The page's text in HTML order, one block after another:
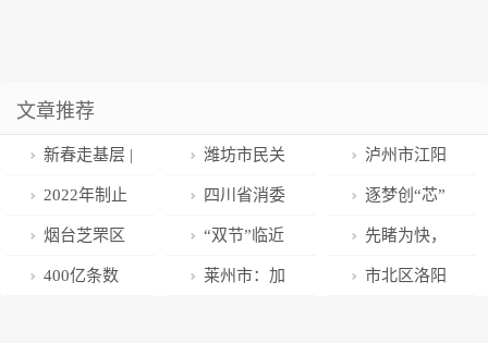
文章推荐
新春走基层 |
河北迁西：花
卉迎新春
潍坊市民关
心的城市管理
问题，答复来
了！
泸州市江阳
区安排部署“春
雷行动2023”
专项执法行动
2022年制止
滥用行政权力
排除、限制竞
四川省消委
邀请您参与
2022年度消费
逐梦创“芯”
——潍坊昌乐
“农创客”李永
烟台芝罘区
委党校3号综
“双节”临近
时尚藏装走俏
先睹为快，
烟台迎春灯饰
400亿条数 莱州市：加 市北区洛阳